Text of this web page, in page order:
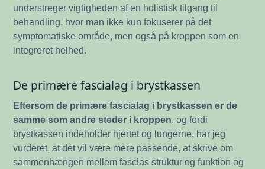
understreger vigtigheden af en holistisk tilgang til
behandling, hvor man ikke kun fokuserer på det
symptomatiske område, men også på kroppen som en
integreret helhed.
De primære fascialag i brystkassen
Eftersom de primære fascialag i brystkassen er de
samme som andre steder i kroppen, og fordi
brystkassen indeholder hjertet og lungerne, har jeg
vurderet, at det vil være mere passende, at skrive om
sammenhængen mellem fascias struktur og funktion og